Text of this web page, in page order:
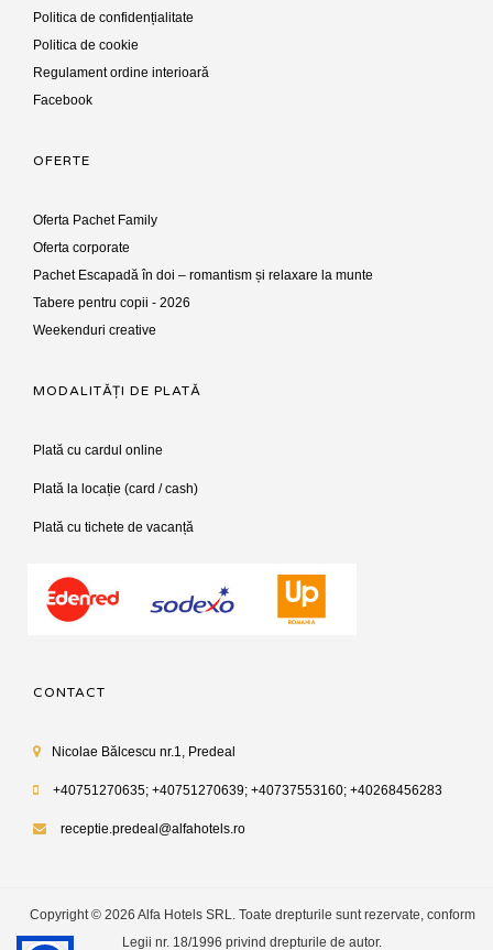
Politica de confidențialitate
Politica de cookie
Regulament ordine interioară
Facebook
OFERTE
Oferta Pachet Family
Oferta corporate
Pachet Escapadă în doi – romantism și relaxare la munte
Tabere pentru copii - 2026
Weekenduri creative
MODALITĂȚI DE PLATĂ
Plată cu cardul online
Plată la locație (card / cash)
Plată cu tichete de vacanță
CONTACT
Nicolae Bălcescu nr.1, Predeal
+40751270635; +40751270639; +40737553160; +40268456283
receptie.predeal@alfahotels.ro
Copyright © 2026 Alfa Hotels SRL. Toate drepturile sunt rezervate, conform
Legii nr. 18/1996 privind drepturile de autor.